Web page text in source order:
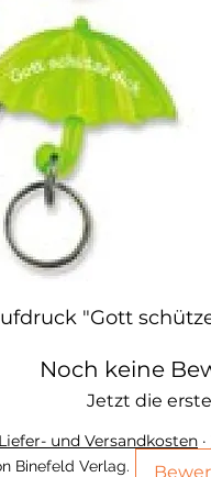
"Gott
Noch keine
Jetzt die
und Versandkosten ·
Binefeld Verlag.